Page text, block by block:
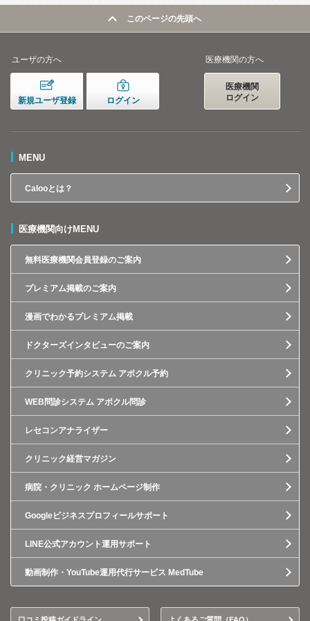
このページの先頭へ
ユーザの方へ
新規ユーザ登録 ログイン
医療機関の方へ
医療機関
ログイン
MENU
Calooとは？
医療機関向けMENU
無料医療機関会員登録のご案内
プレミアム掲載のご案内
漫画でわかるプレミアム掲載
ドクターズインタビューのご案内
クリニック予約システム アポクル予約
WEB問診システム アポクル問診
レセコンアナライザー
クリニック経営マガジン
病院・クリニック ホームページ制作
Googleビジネスプロフィールサポート
LINE公式アカウント運用サポート
動画制作・YouTube運用代行サービス MedTube